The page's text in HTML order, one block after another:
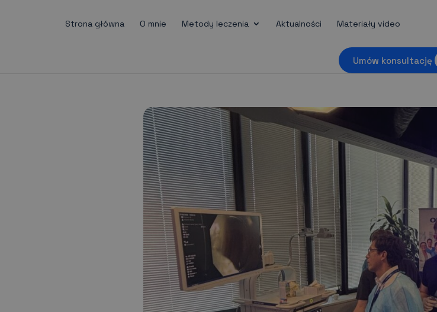
Strona główna O mnie Metody leczenia Aktualności Materiały video
Umów konsultację